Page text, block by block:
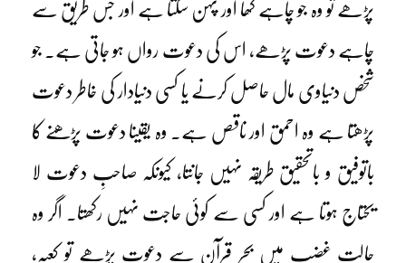
پڑھے تو وہ جو چاہے کھا اور پہن سکتا ہے اور جس طریق سے
چاہے دعوت پڑھے، اس کی دعوت رواں ہو جاتی ہے۔ جو
شخص دنیاوی مال حاصل کرنے یا کسی دنیادار کی خاطر دعوت
پڑھتا ہے وہ احمق اور ناقص ہے۔ وہ یقینا دعوت پڑھنے کا
باتوفیق و باتحقیق طریقہ نہیں جانتا، کیونکہ صاحبِ دعوت لا
یحتاج ہوتا ہے اور کسی سے کوئی حاجت نہیں رکھتا۔ اگر وہ
حالتِ غضب میں بحر قرآن سے دعوت پڑھے تو کعبہ،